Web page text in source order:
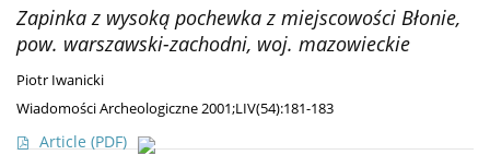
Zapinka z wysoką pochewka z miejscowości Błonie,
pow. warszawski-zachodni, woj. mazowieckie
Piotr Iwanicki
Wiadomości Archeologiczne 2001;LIV(54):181-183
Article (PDF)